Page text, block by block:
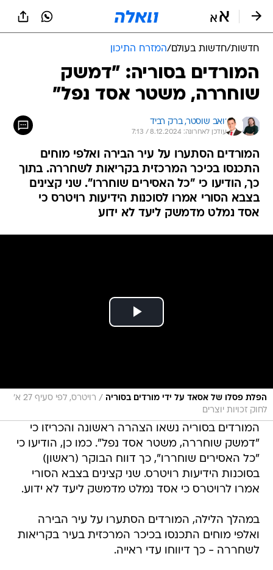
חדשות/חדשות בעולם/המזרח התיכון
המורדים בסוריה: "דמשק
שוחררה, משטר אסד נפל"
יואב שוסטר, ברק רביד
עודכן לאחרונה: 8.12.2024 / 7:13
המורדים הסתערו על עיר הבירה ואלפי מוחים
התכנסו בכיכר המרכזית בקריאות לשחררה. בתוך
כך, הודיעו כי "כל האסירים שוחררו". שני קצינים
בצבא הסורי אמרו לסוכנות הידיעות רויטרס כי
אסד נמלט מדמשק ליעד לא ידוע
הפלת פסלו של אסאד על ידי מורדים בסוריה /
רויטרס, לפי סעיף 27 א׳
לחוק זכויות יוצרים
המורדים בסוריה נשאו הצהרה ראשונה והכריזו כי
"דמשק שוחררה, משטר אסד נפל". כמו כן, הודיעו כי
"כל האסירים שוחררו", כך דווח הבוקר (ראשון)
בסוכנות הידיעות רויטרס. שני קצינים בצבא הסורי
אמרו לרויטרס כי אסד נמלט מדמשק ליעד לא ידוע.
במהלך הלילה, המורדים הסתערו על עיר הבירה
ואלפי מוחים התכנסו בכיכר המרכזית בעיר בקריאות
לשחררה - כך דיווחו עדי ראייה.